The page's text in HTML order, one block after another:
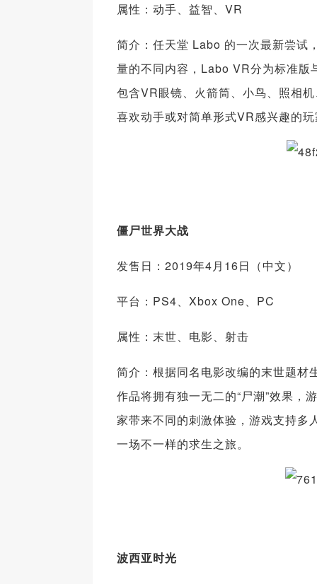
属性：动手、益智、VR
简介：任天堂 Labo 的一次最新尝试
量的不同内容，Labo VR分为标准
包含VR眼镜、火箭筒、小鸟、照相
喜欢动手或对简单形式VR感兴趣的
僵尸世界大战
发售日：2019年4月16日（中文）
平台：PS4、Xbox One、PC
属性：末世、电影、射击
简介：根据同名电影改编的末世题材
作品将拥有独一无二的“尸潮”效果，
家带来不同的刺激体验，游戏支持多
一场不一样的求生之旅。
波西亚时光